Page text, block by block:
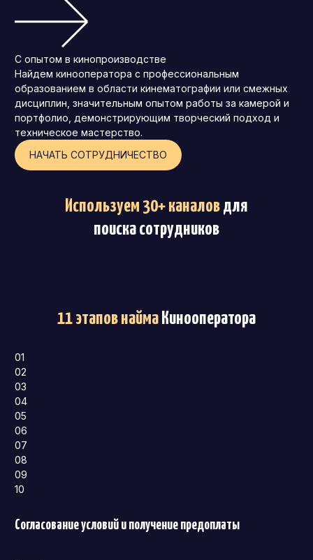
С опытом в кинопроизводстве
Найдем кинооператора с профессиональным
образованием в области кинематографии или смежных
дисциплин, значительным опытом работы за камерой и
портфолио, демонстрирующим творческий подход и
техническое мастерство.
НАЧАТЬ СОТРУДНИЧЕСТВО
Используем 30+ каналовдля
поиска сотрудников
11 этапов найма Кинооператора
01
02
03
04
05
06
07
08
09
10
Согласование условий и получение предоплаты